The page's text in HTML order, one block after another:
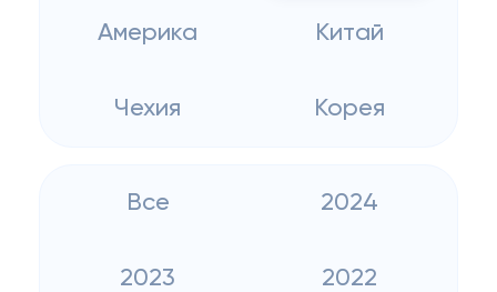
Америка Китай
Чехия Корея
Все 2024
2023 2022